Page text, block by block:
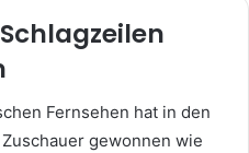
Fernsehen hat in den
gewonnen wie